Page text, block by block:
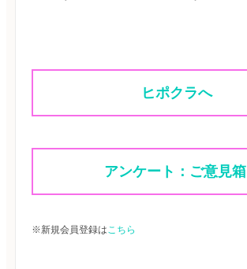
ヒポクラへ
アンケート：ご意見箱
※新規会員登録はこちら